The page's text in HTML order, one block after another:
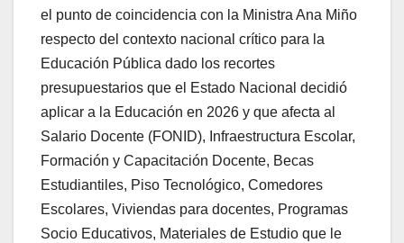
el punto de coincidencia con la Ministra Ana Miño
respecto del contexto nacional crítico para la
Educación Pública dado los recortes
presupuestarios que el Estado Nacional decidió
aplicar a la Educación en 2026 y que afecta al
Salario Docente (FONID), Infraestructura Escolar,
Formación y Capacitación Docente, Becas
Estudiantiles, Piso Tecnológico, Comedores
Escolares, Viviendas para docentes, Programas
Socio Educativos, Materiales de Estudio que le